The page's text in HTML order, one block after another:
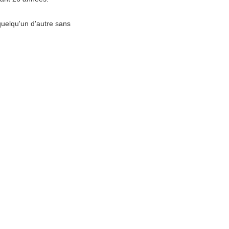
d'autre sans